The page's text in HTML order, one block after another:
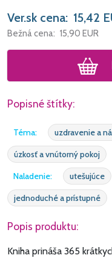
Ver.sk cena: 15,42
Bežná cena: 15,90 EUR
Popisné štítky:
Téma: uzdravenie a
úzkosť a vnútorný pokoj
Naladenie:
utešujúce
jednoduché a prístupné
Popis produktu:
Kniha prináša 365